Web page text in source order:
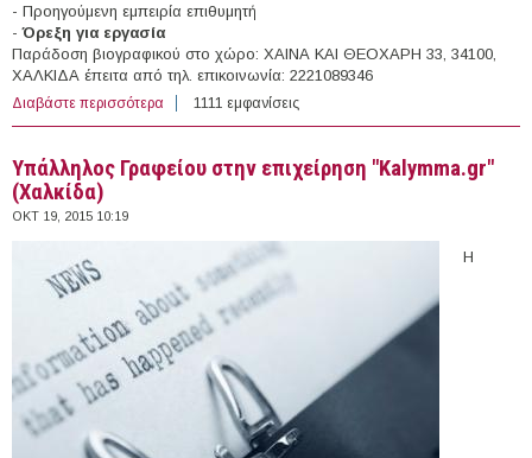
- Προηγούμενη εμπειρία επιθυμητή
-Όρεξη για εργασία
Παράδοση βιογραφικού στο χώρο: ΧΑΙΝΑ ΚΑΙ ΘΕΟΧΑΡΗ 33, 34100,
ΧΑΛΚΙΔΑ έπειτα από τηλ. επικοινωνία: 2221089346
Διαβάστε περισσότερα για Βοηθός Κρεοπώλη - Εργάτης στην επιχείρηση
"Δ.ΠΑΠΑΜΑΝΩΛΗΣ ΚΑΙ ΣΙΑ Ο.Ε." (Χαλκίδα)
1111 εμφανίσεις
Υπάλληλος Γραφείου στην επιχείρηση "Kalymma.gr"
(Χαλκίδα)
ΟΚΤ 19, 2015 10:19
Η